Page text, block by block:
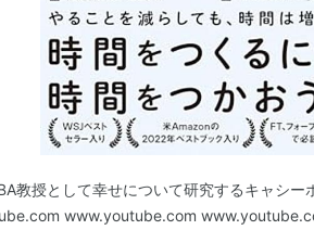
教授として幸せについて研究するキャシー
www.youtube.com